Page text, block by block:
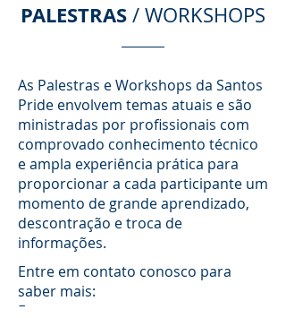
PALESTRAS / WORKSHOPS
As Palestras e Workshops da Santos
Pride envolvem temas atuais e são
ministradas por profissionais com
comprovado conhecimento técnico
e ampla experiência prática para
proporcionar a cada participante um
momento de grande aprendizado,
descontração e troca de
informações.
Entre em contato conosco para
saber mais:
E-